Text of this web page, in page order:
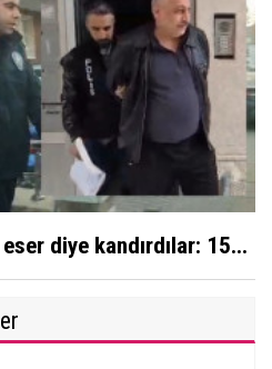
diye kandırdılar: 15...